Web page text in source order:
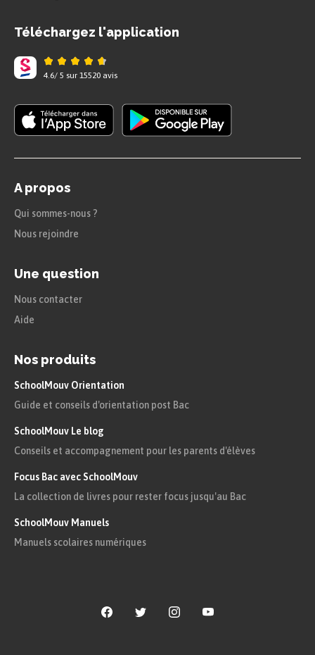
Téléchargez l'application
4.6/ 5 sur 15520 avis
A propos
Qui sommes-nous ?
Nous rejoindre
Une question
Nous contacter
Aide
Nos produits
SchoolMouv Orientation
Guide et conseils d'orientation post Bac
SchoolMouv Le blog
Conseils et accompagnement pour les parents d'élèves
Focus Bac avec SchoolMouv
La collection de livres pour rester focus jusqu'au Bac
SchoolMouv Manuels
Manuels scolaires numériques